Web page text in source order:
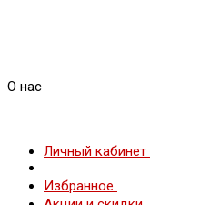
О нас
Личный кабинет
Избранное